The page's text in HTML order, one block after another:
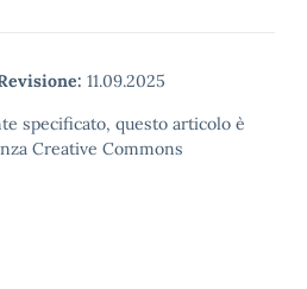
11.09.2025
specificato, questo articolo è
Creative Commons